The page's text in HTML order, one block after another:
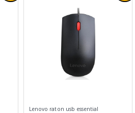
Lenovo raton usb essential